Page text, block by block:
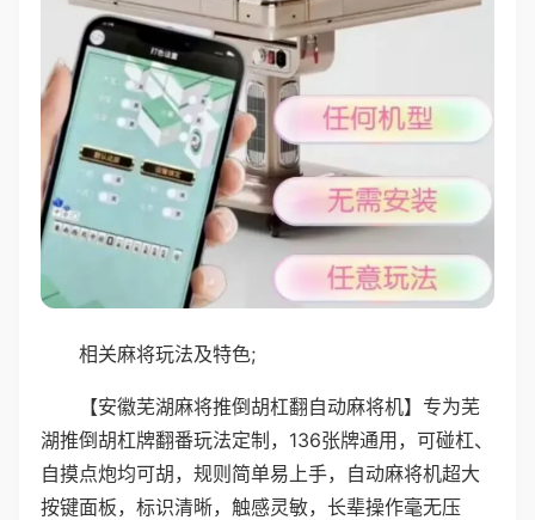
相关麻将玩法及特色;
【安徽芜湖麻将推倒胡杠翻自动麻将机】专为芜
湖推倒胡杠牌翻番玩法定制，136张牌通用，可碰杠、
自摸点炮均可胡，规则简单易上手，自动麻将机超大
按键面板，标识清晰，触感灵敏，长辈操作毫无压